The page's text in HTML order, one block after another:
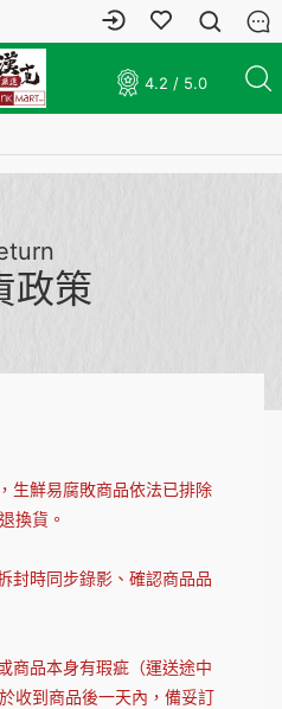
4.2 / 5.0
政策
生鮮易腐敗商品依法已排除
換貨。
封時同步錄影、確認商品品
商品本身有瑕疵（運送途中
收到商品後一天內，備妥訂